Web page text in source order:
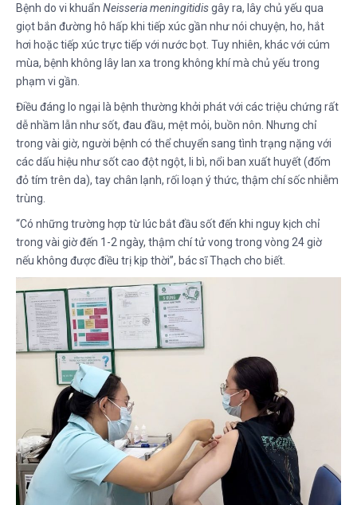
Bệnh do vi khuẩn Neisseria meningitidisgây ra, lây chủ yếu qua
giọt bắn đường hô hấp khi tiếp xúc gần như nói chuyện, ho, hắt
hơi hoặc tiếp xúc trực tiếp với nước bọt. Tuy nhiên, khác với cúm
mùa, bệnh không lây lan xa trong không khí mà chủ yếu trong
phạm vi gần.
Điều đáng lo ngại là bệnh thường khởi phát với các triệu chứng rất
dễ nhầm lẫn như sốt, đau đầu, mệt mỏi, buồn nôn. Nhưng chỉ
trong vài giờ, người bệnh có thể chuyển sang tình trạng nặng với
các dấu hiệu như sốt cao đột ngột, li bì, nổi ban xuất huyết (đốm
đỏ tím trên da), tay chân lạnh, rối loạn ý thức, thậm chí sốc nhiễm
trùng.
“Có những trường hợp từ lúc bắt đầu sốt đến khi nguy kịch chỉ
trong vài giờ đến 1-2 ngày, thậm chí tử vong trong vòng 24 giờ
nếu không được điều trị kịp thời”, bác sĩ Thạch cho biết.